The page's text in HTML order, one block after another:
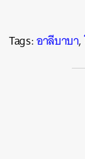
Tags:อาลีบาบา,